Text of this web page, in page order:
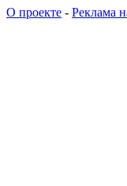
О проекте - Реклама